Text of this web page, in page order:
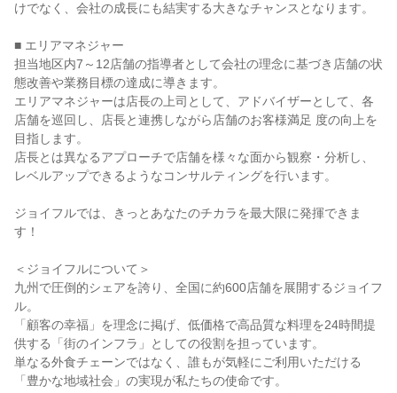
けでなく、会社の成長にも結実する大きなチャンスとなります。
■ エリアマネジャー
担当地区内7～12店舗の指導者として会社の理念に基づき店舗の状
態改善や業務目標の達成に導きます。
エリアマネジャーは店長の上司として、アドバイザーとして、各
店舗を巡回し、店長と連携しながら店舗のお客様満足 度の向上を
目指します。
店長とは異なるアプローチで店舗を様々な面から観察・分析し、
レベルアップできるようなコンサルティングを行います。
ジョイフルでは、きっとあなたのチカラを最大限に発揮できま
す！
＜ジョイフルについて＞
九州で圧倒的シェアを誇り、全国に約600店舗を展開するジョイフ
ル。
「顧客の幸福」を理念に掲げ、低価格で高品質な料理を24時間提
供する「街のインフラ」としての役割を担っています。
単なる外食チェーンではなく、誰もが気軽にご利用いただける
「豊かな地域社会」の実現が私たちの使命です。